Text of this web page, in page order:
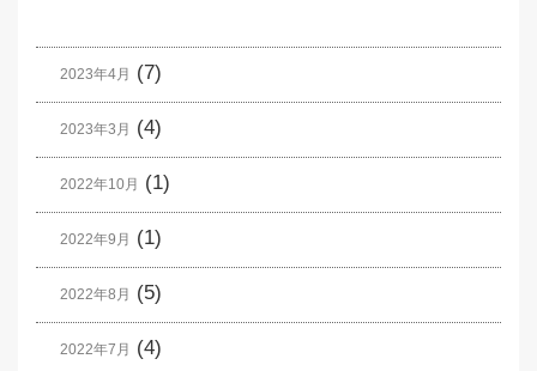
2023年4月 (7)
2023年3月 (4)
2022年10月 (1)
2022年9月 (1)
2022年8月 (5)
2022年7月 (4)